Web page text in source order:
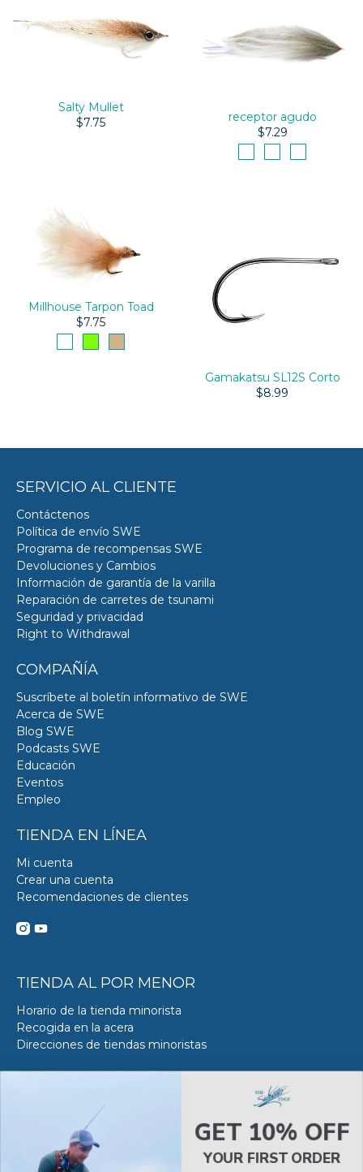
Salty Mullet
$7.75
receptor agudo
$7.29
Millhouse Tarpon Toad
$7.75
Gamakatsu SL12S Corto
$8.99
SERVICIO AL CLIENTE
Contáctenos
Política de envío SWE
Programa de recompensas SWE
Devoluciones y Cambios
Información de garantía de la varilla
Reparación de carretes de tsunami
Seguridad y privacidad
Right to Withdrawal
COMPAÑÍA
Suscríbete al boletín informativo de SWE
Acerca de SWE
Blog SWE
Podcasts SWE
Educación
Eventos
Empleo
TIENDA EN LÍNEA
Mi cuenta
Crear una cuenta
Recomendaciones de clientes
TIENDA AL POR MENOR
Horario de la tienda minorista
Recogida en la acera
Direcciones de tiendas minoristas
Acerca del servicio VS en SWE
Reserva tu Servicio VS
Estado del servicio de Van Steel GET 10% OFF
YOUR FIRST ORDER